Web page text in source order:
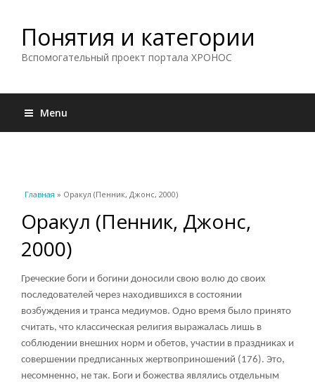
Понятия и категории
Вспомогательный проект портала ХРОНОС
Menu
Вы здесь
Главная » Оракул (Пенник, Джонс, 2000)
Оракул (Пенник, Джонс,
2000)
Греческие боги и богини доносили свою волю до своих
последователей через находившихся в состоянии
возбуждения и транса медиумов. Одно время было принято
считать, что классическая религия выражалась лишь в
соблюдении внешних норм и обетов, участии в праздниках и
совершении предписанных жертвоприношений (176). Это,
несомненно, не так. Боги и божества являлись отдельным